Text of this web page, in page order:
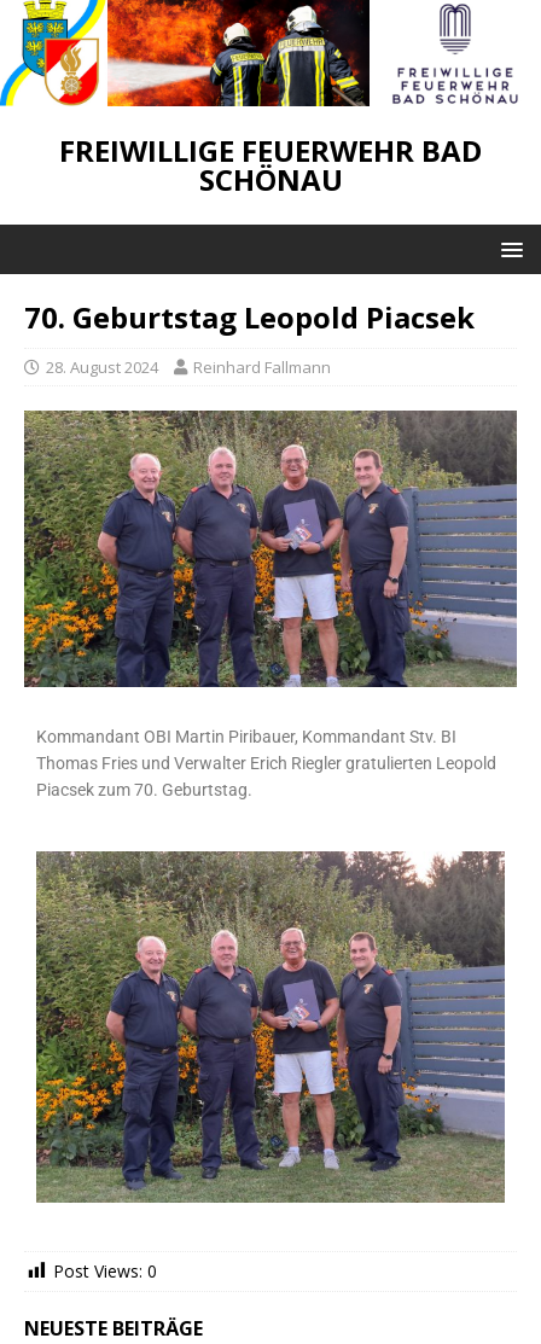
FREIWILLIGE FEUERWEHR BAD
SCHÖNAU
70. Geburtstag Leopold Piacsek
28. August 2024 Reinhard Fallmann
Kommandant OBI Martin Piribauer, Kommandant Stv. BI
Thomas Fries und Verwalter Erich Riegler gratulierten Leopold
Piacsek zum 70. Geburtstag.
Post Views: 0
NEUESTE BEITRÄGE